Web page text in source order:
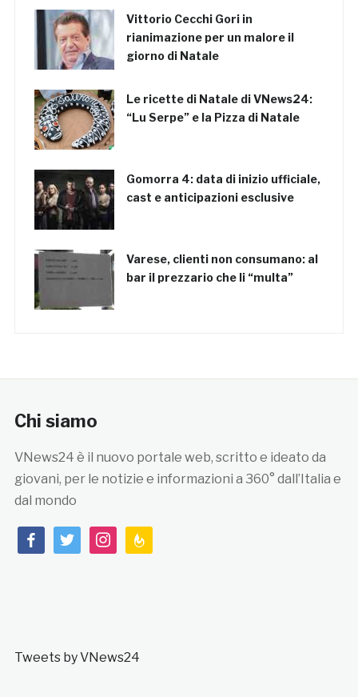
Vittorio Cecchi Gori in
rianimazione per un malore il
giorno di Natale
Le ricette di Natale di VNews24:
“Lu Serpe” e la Pizza di Natale
Gomorra 4: data di inizio ufficiale,
cast e anticipazioni esclusive
Varese, clienti non consumano: al
bar il prezzario che li “multa”
Chi siamo
VNews24 è il nuovo portale web, scritto e ideato da
giovani, per le notizie e informazioni a 360° dall’Italia e
dal mondo
facebooktwitterinstagramfeedburner
Tweets by VNews24